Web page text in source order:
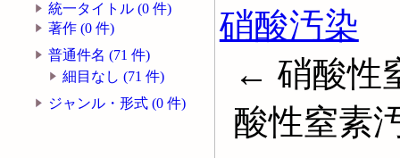
統一タイトル (0 件)
著作 (0 件)
普通件名 (71 件)
細目なし (71 件)
ジャンル・形式 (0 件)
硝酸汚染
← 硝酸性
酸性窒素